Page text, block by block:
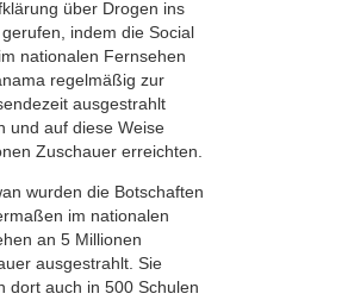
über Drogen ins
indem die Social
nationalen Fernsehen
regelmäßig zur
ausgestrahlt
und auf diese Weise
Zuschauer erreichten.
wurden die Botschaften
im nationalen
an 5 Millionen
ausgestrahlt. Sie
dort auch in 500 Schulen